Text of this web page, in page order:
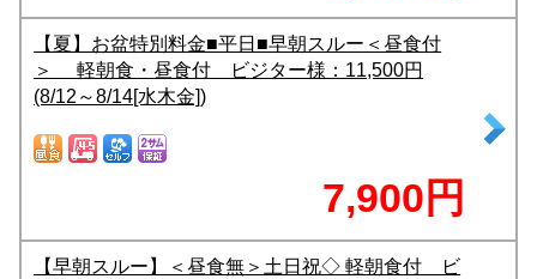
【夏】お盆特別料金■平日■早朝スルー＜昼食付
＞ 軽朝食・昼食付 ビジター様：11,500円
(8/12～8/14[水木金])
7,900円
【早朝スルー】＜昼食無＞土日祝◇ 軽朝食付 ビ